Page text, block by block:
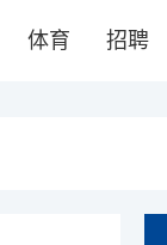
体育 招聘